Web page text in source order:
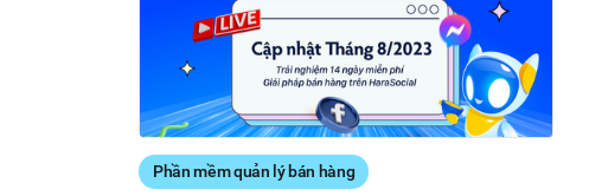
Phần mềm quản lý bán hàng